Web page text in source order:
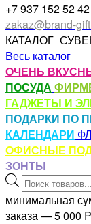
+7 937 152 52 42
zakaz@brand-
КАТАЛОГ
Весь каталог
ОЧЕНЬ
ПОСУДА
ГАДЖЕТЫ И
ПОДАРКИ ПО
КАЛЕНДАРИ
ОФИСНЫЕ
ЗОНТЫ
Поиск
товаров
минимальная
заказа — 5 000 P